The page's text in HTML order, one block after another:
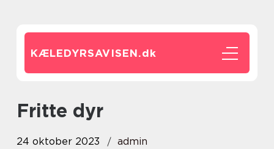
KÆLEDYRSAVISEN.dk
fritte dyr
24 oktober 2023 admin